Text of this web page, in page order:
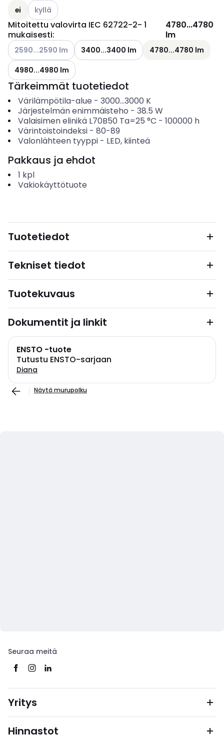
ei Katso käytettävissä olevat vaihtoehdot
kyllä
Mitoitettu valovirta IEC 62722-2- 1
mukaisesti:
4780...4780
lm
Katso käytettävissä olevat vaihtoehdot
2590...2590 lm 3400...3400 lm
4780...4780 lm
4980...4980 lm
Tärkeimmät tuotetiedot
Värilämpötila-alue - 3000...3000 K
Järjestelmän enimmäisteho - 38.5 W
Valaisimen elinikä L70B50 Ta=25 °C - 100000 h
Värintoistoindeksi- 80-89
Valonlähteen tyyppi- LED, kiinteä
Pakkaus ja ehdot
1 kpl
Vakiokäyttötuote
Tuotetiedot
Tekniset tiedot
Tuotekuvaus
Dokumentit ja linkit
ENSTO -tuote
Tutustu ENSTO-sarjaan
Diana
Näytä murupolku
Seuraa meitä
Yritys
Hinnastot